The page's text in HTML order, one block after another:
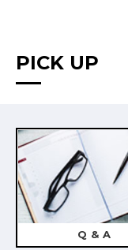
PICK UP
Q & A